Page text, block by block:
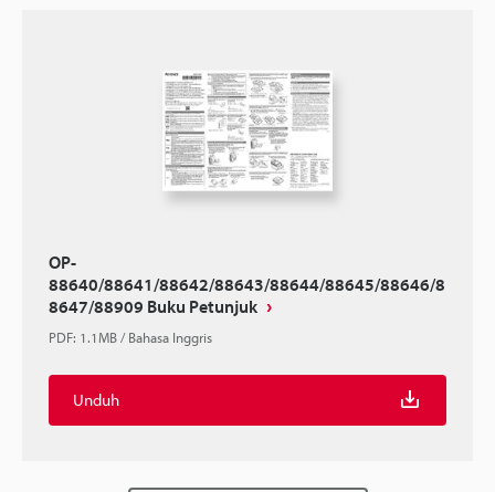
OP-
88640/88641/88642/88643/88644/88645/88646/8
8647/88909 Buku Petunjuk
PDF: 1.1MB/Bahasa Inggris
Unduh